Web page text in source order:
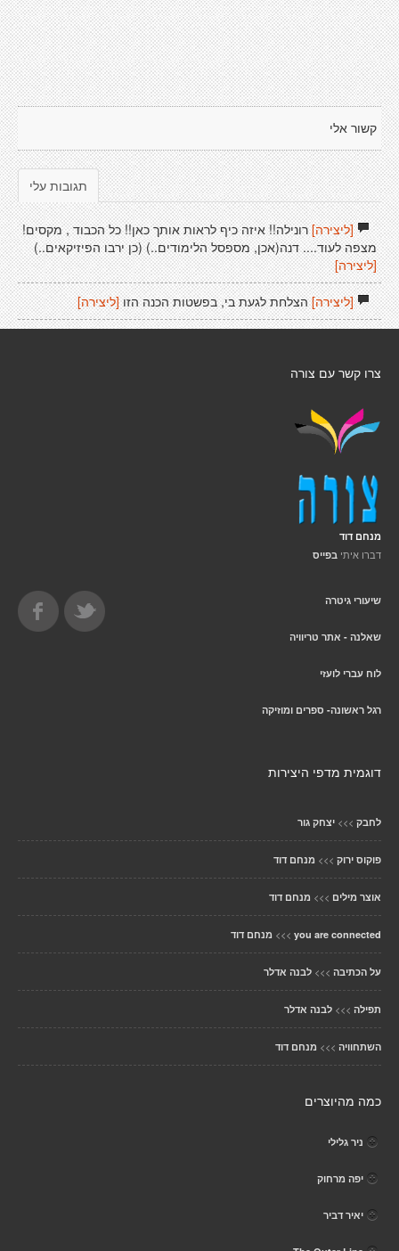
קשור אלי
תגובות עלי
[ליצירה]רונילה!! איזה כיף לראות אותך כאן!! כל הכבוד , מקסים!
מצפה לעוד.... דנה(אכן, מספסל הלימודים..) (כן ירבו הפיזיקאים..)
[ליצירה]
[ליצירה]הצלחת לגעת בי, בפשטות הכנה הזו [ליצירה]
צרו קשר עם צורה
מנחם דוד
דברו איתי בפייס
שיעורי גיטרה
שאלנה - אתר טריוויה
לוח עברי לועזי
רגל ראשונה- ספרים ומוזיקה
דוגמית מדפי היצירות
לחבק >>> יצחק גור
פוקוס ירוק >>> מנחם דוד
אוצר מילים >>> מנחם דוד
you are connected
>>> מנחם דוד
על הכתיבה >>> לבנה אדלר
תפילה >>> לבנה אדלר
השתחוויה >>> מנחם דוד
כמה מהיוצרים
ניר גלילי
יפה מרחוק
יאיר דביר